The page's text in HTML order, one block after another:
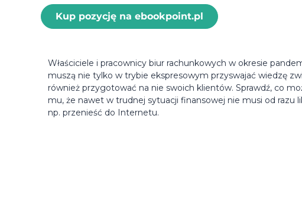
Kup pozycję na ebookpoint.pl
Właściciele i pracownicy biur rachunkowych w okresie
muszą nie tylko w trybie ekspresowym przyswajać wiedzę
również przygotować na nie swoich klientów. Sprawdź, co
mu, że nawet w trudnej sytuacji finansowej nie musi od razu
np. przenieść do Internetu.